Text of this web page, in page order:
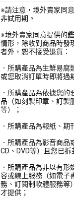
※請注意，境外賣家同
非試用期。
※境外賣家同意提供的
情形，除收到商品時發
者外，恕不接受退貨：
．所購產品為生鮮易腐
或您取消訂單時即將過
．所購產品為依據您的
品（如刻製印章、訂製
等）；
．所購產品為報紙、期
．所購產品為影音商品
CD、DVD等）且您已拆
．所購產品為非以有形
容或線上服務（如電子
務、訂閱制軟體服務等
才提供；